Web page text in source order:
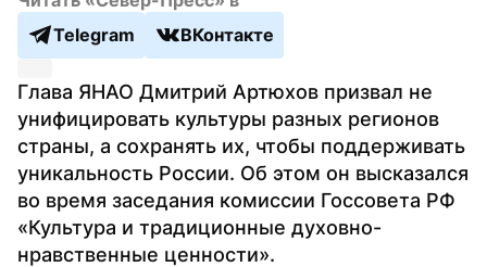
Telegram
ВКонтакте
Глава ЯНАО Дмитрий Артюхов призвал не
унифицировать культуры разных регионов
страны, а сохранять их, чтобы поддерживать
уникальность России. Об этом он высказался
во время заседания комиссии Госсовета РФ
«Культура и традиционные духовно-
нравственные ценности».